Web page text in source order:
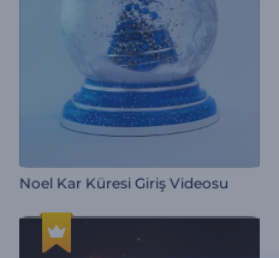
Noel Kar Küresi Giriş Videosu